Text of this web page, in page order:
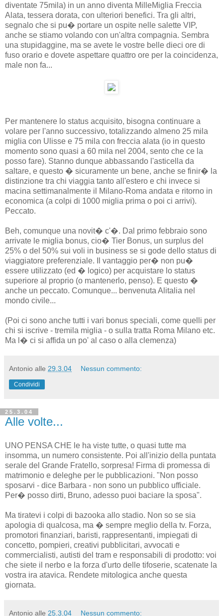
diventate 75mila) in un anno diventa MilleMiglia Freccia
Alata, tessera dorata, con ulteriori benefici. Tra gli altri,
segnalo che si pu� portare un ospite nelle salette VIP,
anche se stiamo volando con un'altra compagnia. Sembra
una stupidaggine, ma se avete le vostre belle dieci ore di
fuso orario e dovete aspettare quattro ore per la coincidenza,
male non fa...
Per mantenere lo status acquisito, bisogna continuare a
volare per l'anno successivo, totalizzando almeno 25 mila
miglia con Ulisse e 75 mila con freccia alata (io in questo
momento sono quasi a 60 mila nel 2004, sento che ce la
posso fare). Stanno dunque abbassando l'asticella da
saltare, e questo � sicuramente un bene, anche se finir� la
distinzione tra chi viaggia tanto all'estero e chi invece si
macina settimanalmente il Milano-Roma andata e ritorno in
economica (a colpi di 1000 miglia prima o poi ci arrivi).
Peccato.
Beh, comunque una novit� c'�. Dal primo febbraio sono
arrivate le miglia bonus, cio� Tier Bonus, un surplus del
25% o del 50% sui voli in business se si gode dello status di
viaggiatore preferenziale. Il vantaggio per� non pu�
essere utilizzato (ed � logico) per acquistare lo status
superiore al proprio (o mantenerlo, penso). E questo �
anche un peccato. Comunque... benvenuta Alitalia nel
mondo civile...
(Poi ci sono anche tutti i vari bonus speciali, come quelli per
chi si iscrive - tremila miglia - o sulla tratta Roma Milano etc.
Ma l� ci si affida un po' al caso o alla clemenza)
Antonio alle 29.3.04 Nessun commento:
Condividi
25.3.04
Alle volte...
UNO PENSA CHE le ha viste tutte, o quasi tutte ma
insomma, un numero consistente. Poi all'inizio della puntata
serale del Grande Fratello, sorpresa! Firma di promessa di
matrimonio e deleghe per le pubblicazioni. "Non posso
sposarvi - dice Barbara - non sono un pubblico ufficiale.
Per� posso dirti, Bruno, adesso puoi baciare la sposa".
Ma tiratevi i colpi di bazooka allo stadio. Non so se sia
apologia di qualcosa, ma � sempre meglio della tv. Forza,
promotori finanziari, baristi, rappresentanti, impiegati di
concetto, pompieri, creativi pubblicitari, avvocati e
commercialisti, autisti del tram e responsabili di prodotto: voi
che siete il nerbo e la forza d'urto delle tifoserie, scatenate la
vostra ira atavica. Rendete mitologica anche questa
giornata.
Antonio alle 25.3.04 Nessun commento: